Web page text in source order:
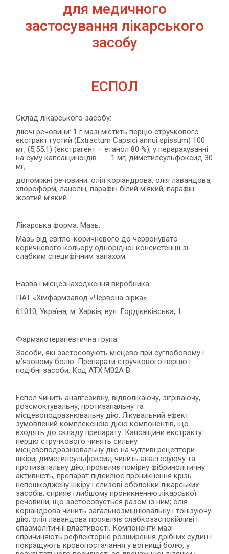
для медичного
застосування лікарського
засобу
ЕСПОЛ
Склад лікарського засобу:
діючі речовини: 1 г мазі містить перцю стручкового
екстракт густий (Extractum Capsici annui spissum) 100
мг, (5,55:1) (екстрагент – етанол 80 %), у перерахуванні
на суму капсаіциноїдів 1 мг; диметилсульфоксид 30
мг;
допоміжні речовини: олія коріандрова, олія лавандова,
хлороформ, ланолін, парафін білий м’який, парафін
жовтий м’який.
Лікарська форма. Мазь.
Мазь від світло-коричневого до червонувато-
коричневого кольору однорідної консистенції зі
слабким специфічним запахом.
Назва і місцезнаходження виробника.
ПАТ «Хімфармзавод «Червона зірка».
61010, Україна, м. Харків, вул. Гордієнківська, 1.
Фармакотерапевтична група.
Засоби, які застосовують місцево при суглобовому і
м’язовому болю. Препарати стручкового перцю і
подібні засоби. Код АТХ М02А В.
Еспол чинить аналгезивну, відволікаючу, зігріваючу,
розсмоктувальну, протизапальну та
місцевоподразнювальну дію. Лікувальний ефект
зумовлений комплексною дією компонентів, що
входять до складу препарату. Капсаіцини екстракту
перцю стручкового чинять сильну
місцевоподразнювальну дію на чутливі рецептори
шкіри; диметилсульфоксид чинить аналгезуючу та
протизапальну дію, проявляє помірну фібринолітичну
активність, препарат підсилює проникнення крізь
непошкоджену шкіру і слизові оболонки лікарських
засобів, сприяє глибшому проникненню лікарської
речовини, що застосовується разом із ним; олія
коріандрова чинить загальнозміцнювальну і тонізуючу
дію; олія лавандова проявляє слабкозаспокійливі і
спазмолітичні властивості. Компоненти мазі
спричиняють рефлекторне розширення дрібних судин і
покращують кровопостачання у вогнищі болю, у